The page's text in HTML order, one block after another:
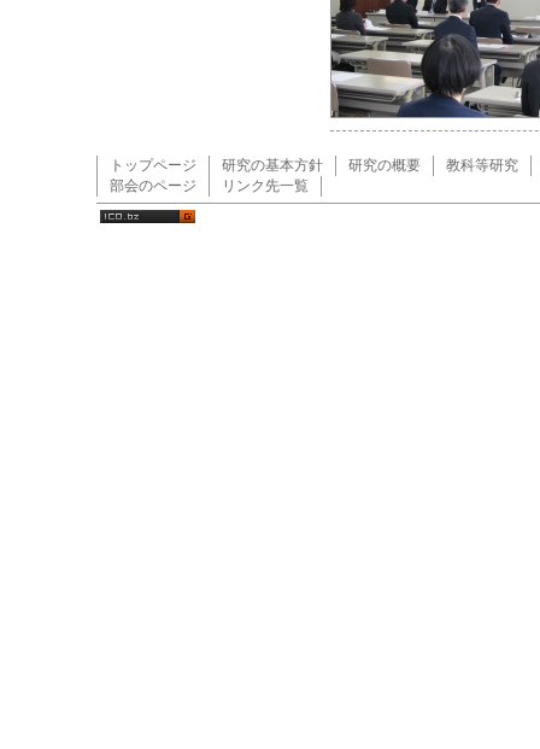
トップページ 研究の基本方針 研究の概要
教科等研究
部会のページ
リンク先一覧